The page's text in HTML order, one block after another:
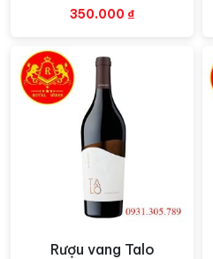
Sauvigon và 35%
hai được sản xuât: Labastide
Ngoài ra còn một lô đất
cấp nho cho dòng rượu vang
Chateau Labarde. Một dòng
de Dauzacđược bắt đầu sản
Rượu vang Le
Dauzac
350.000 ₫
Xem nhanh
Rượu vang Talo